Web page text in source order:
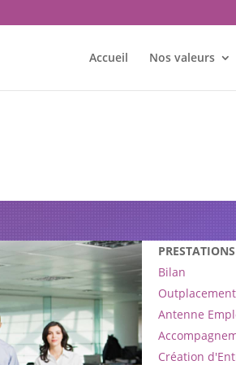
Accueil Nos valeurs
Transition et
Bilan
Outplacement
Antenne
Création